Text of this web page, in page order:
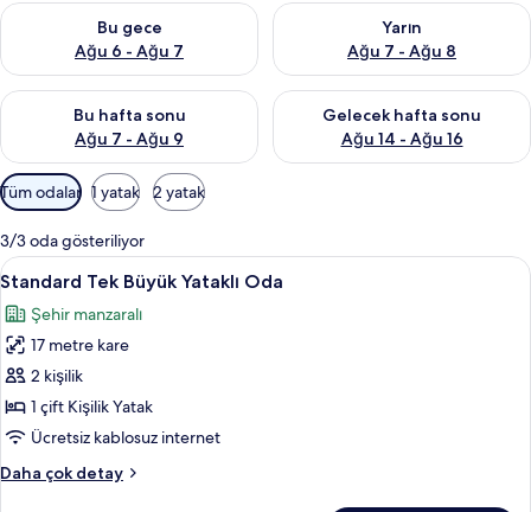
Bu gece
Ağu 6 - Ağu 7
Bu gece için müsaitliği kontrol et Ağu 6 - Ağu 7
Yarın
Ağu 7 - Ağu 8
Yarın için müsaitliği kontrol
Bu hafta sonu
Ağu 7 - Ağu 9
Bu hafta sonu için müsaitliği kontrol et Ağu 7 - Ağu 9
Gelecek hafta sonu
Ağu 14 - Ağu 16
Önümüzdeki hafta sonu için
Odalar
için
mevcut
filtreler
Tüm odalar 1 yatak 2 yatak
3/3 oda gösteriliyor
Standard
Tek
Büyük
Yataklı
Oda
için
tüm
görün
Minibar, masa, ütü/ütü masası,
8
Standard Tek Büyük Yataklı Oda
Şehir manzaralı
17 metre kare
2 kişilik
1 çift Kişilik Yatak
Ücretsiz kablosuz internet
Daha çok detay
Standard